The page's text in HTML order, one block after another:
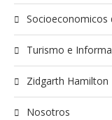
Socioeconomicos
Turismo e
Zidgarth Hamilton
Nosotros